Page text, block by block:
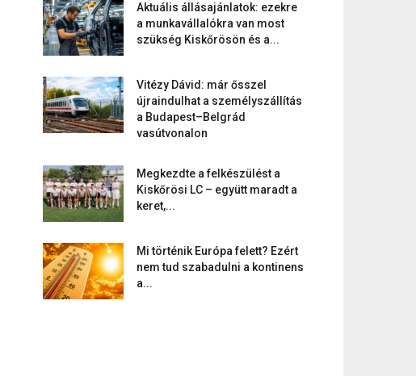
Aktuális állásajánlatok: ezekre
a munkavállalókra van most
szükség Kiskőrösön és a...
Vitézy Dávid: már ősszel
újraindulhat a személyszállítás
a Budapest–Belgrád
vasútvonalon
Megkezdte a felkészülést a
Kiskőrösi LC – együtt maradt a
keret,...
Mi történik Európa felett? Ezért
nem tud szabadulni a kontinens
a...